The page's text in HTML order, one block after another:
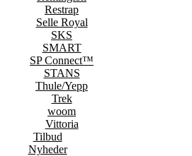
Restrap
Selle Royal
SKS
SMART
SP Connect™
STANS
Thule/Yepp
Trek
woom
Vittoria
Tilbud
Nyheder